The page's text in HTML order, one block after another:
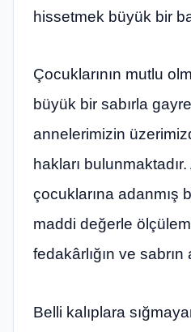
hissetmek büyük bir
Çocuklarının mutlu
büyük bir sabırla
annelerimizin
hakları
çocuklarına adanmış
maddi değerle
fedakârlığın ve sabrın
Belli kalıplara